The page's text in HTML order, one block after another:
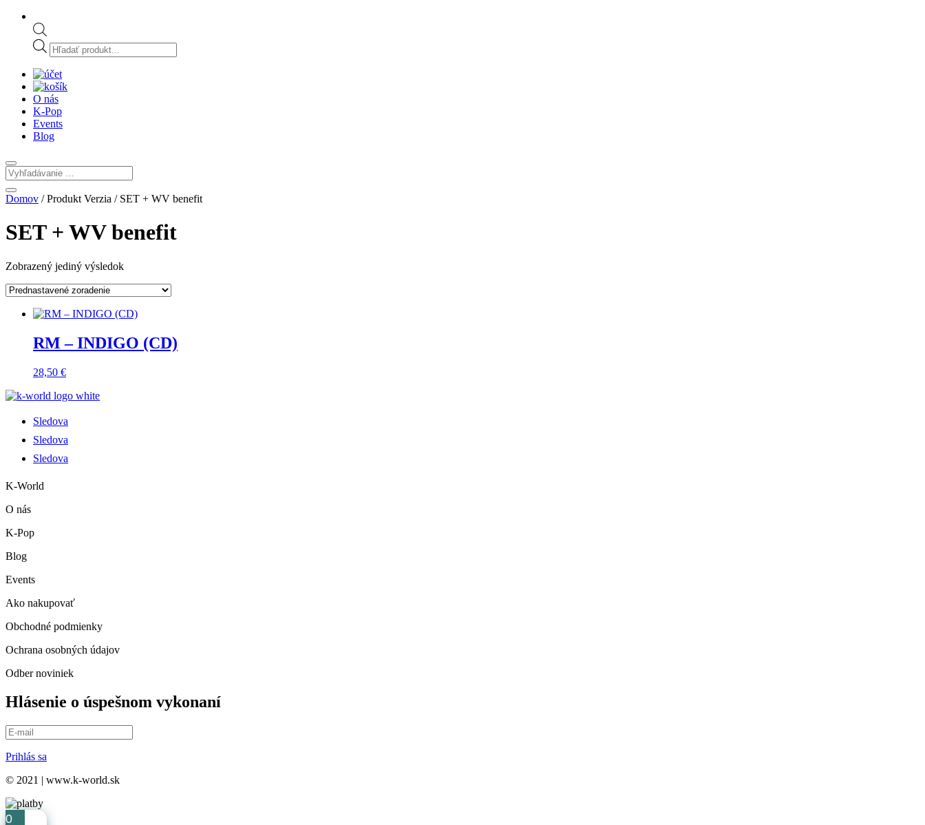
Products
search
O nás
K-Pop
Events
Blog
Domov / Produkt Verzia / SET + WV benefit
SET + WV benefit
Zobrazený jediný výsledok
RM – INDIGO (CD)
28,50 €
Sledova
Sledova
Sledova
K-World
O nás
K-Pop
Blog
Events
Ako nakupovať
Obchodné podmienky
Ochrana osobných údajov
Odber noviniek
Hlásenie o úspešnom vykonaní
Prihlás sa
© 2021 | www.k-world.sk
0